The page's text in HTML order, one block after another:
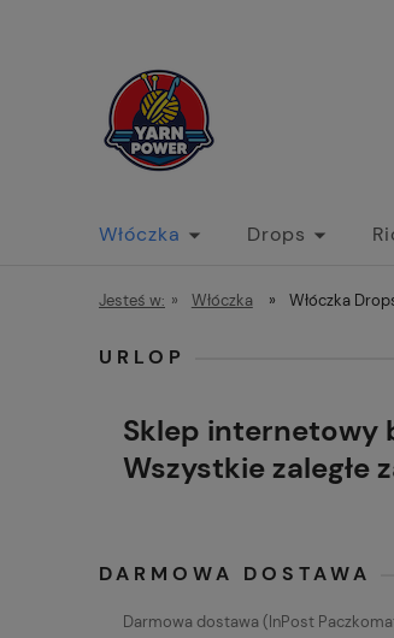
Włóczka Drops
Jesteś w: » Włóczka » Włóczka
URLOP
Sklep internetowy
Wszystkie zaległe
DARMOWA DOSTAWA
Darmowa dostawa (InPost